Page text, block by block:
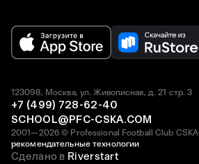
2001—2026 © Professional Football Club CSKA
рекомендательные технологии
123098, Москва, ул. Живописная, д. 21 стр. 3
+7 (499) 728-62-40
SCHOOL@PFC-CSKA.COM
Сделано в Riverstart